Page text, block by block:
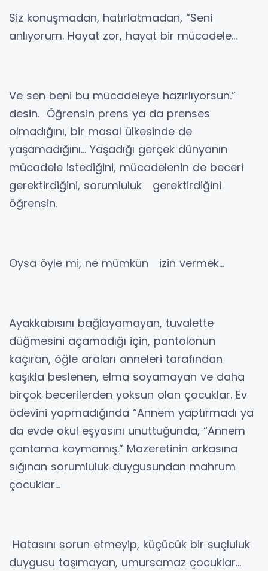
Siz konuşmadan, hatırlatmadan, “Seni
anlıyorum. Hayat zor, hayat bir mücadele...
Ve sen beni bu mücadeleye hazırlıyorsun.”
desin. Öğrensin prens ya da prenses
olmadığını, bir masal ülkesinde de
yaşamadığını… Yaşadığı gerçek dünyanın
mücadele istediğini, mücadelenin de beceri
gerektirdiğini, sorumluluk gerektirdiğini
öğrensin.
Oysa öyle mi, ne mümkün izin vermek…
Ayakkabısını bağlayamayan, tuvalette
düğmesini açamadığı için, pantolonun
kaçıran, öğle araları anneleri tarafından
kaşıkla beslenen, elma soyamayan ve daha
birçok becerilerden yoksun olan çocuklar. Ev
ödevini yapmadığında “Annem yaptırmadı ya
da evde okul eşyasını unuttuğunda, “Annem
çantama koymamış.” Mazeretinin arkasına
sığınan sorumluluk duygusundan mahrum
çocuklar…
Hatasını sorun etmeyip, küçücük bir suçluluk
duygusu taşımayan, umursamaz çocuklar…